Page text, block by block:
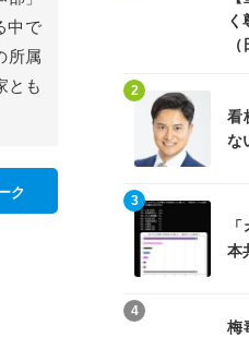
中で
所属
とも
ク
看
な
2
本
3
梅
4